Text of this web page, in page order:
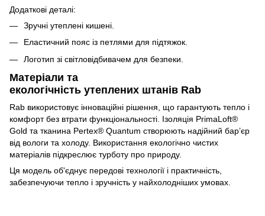
Додаткові деталі:
Зручні утеплені кишені.
Еластичний пояс із петлями для підтяжок.
Логотип зі світловідбивачем для безпеки.
Матеріали та
екологічність утеплених штанів Rab
Rab використовує інноваційні рішення, що гарантують тепло і
комфорт без втрати функціональності. Ізоляція PrimaLoft®
Gold та тканина Pertex® Quantum створюють надійний бар’єр
від вологи та холоду. Використання екологічно чистих
матеріалів підкреслює турботу про природу.
Ця модель об'єднує передові технології і практичність,
забезпечуючи тепло і зручність у найхолодніших умовах.